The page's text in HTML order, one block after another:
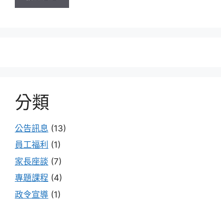
分類
公告訊息 (13)
員工福利 (1)
家長座談 (7)
專題課程 (4)
政令宣導 (1)